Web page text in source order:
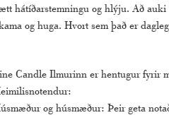
hátíðarstemningu og hlýju. Að
og huga. Hvort sem það er
Candle Ilmurinn er hentugur fyrir
og húsmæður: Þeir geta